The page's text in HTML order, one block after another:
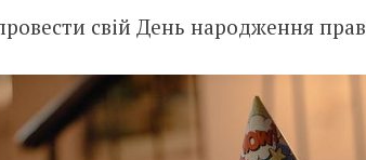
свій День народження